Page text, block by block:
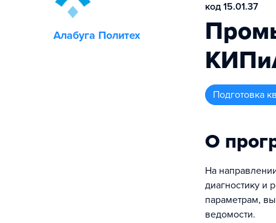
Алабуга Политех
код 15.01.37
подготовка
О
На
диагностику и
параметрам,
ведомости.